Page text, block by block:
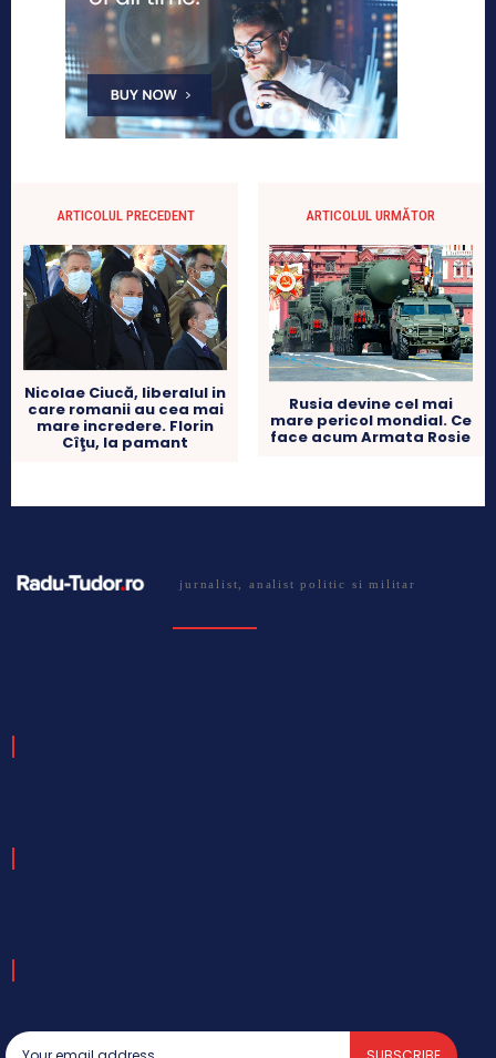
ARTICOLUL PRECEDENT
Nicolae Ciucă, liberalul in
care romanii au cea mai
mare incredere. Florin
Cîţu, la pamant
ARTICOLUL URMĂTOR
Rusia devine cel mai
mare pericol mondial. Ce
face acum Armata Rosie
jurnalist, analist politic si militar